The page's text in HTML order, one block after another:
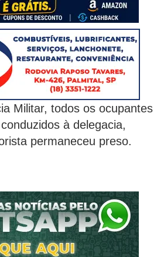
Militar, todos os ocupantes
à delegacia,
permaneceu preso.